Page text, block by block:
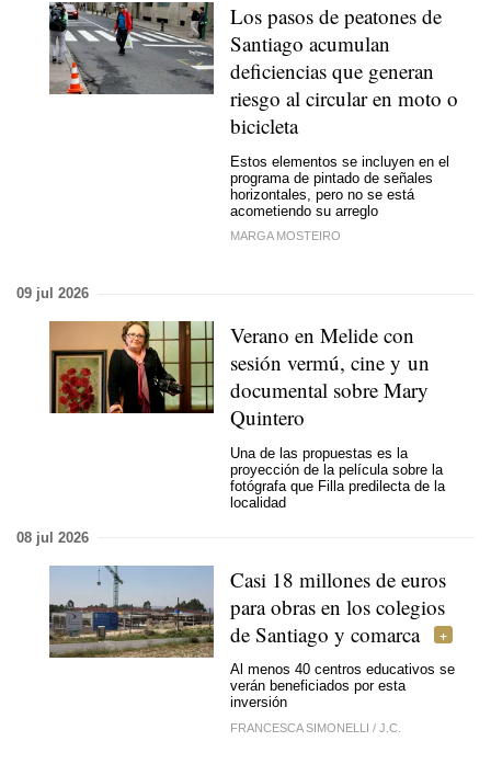
Los pasos de peatones de
Santiago acumulan
deficiencias que generan
riesgo al circular en moto o
bicicleta
Estos elementos se incluyen en el
programa de pintado de señales
horizontales, pero no se está
acometiendo su arreglo
MARGA MOSTEIRO
09 jul 2026
Verano en Melide con
sesión vermú, cine y un
documental sobre Mary
Quintero
Una de las propuestas es la
proyección de la película sobre la
fotógrafa que Filla predilecta de la
localidad
08 jul 2026
Casi 18 millones de euros
para obras en los colegios
de Santiago y comarca
Al menos 40 centros educativos se
verán beneficiados por esta
inversión
FRANCESCA SIMONELLI / J.C.